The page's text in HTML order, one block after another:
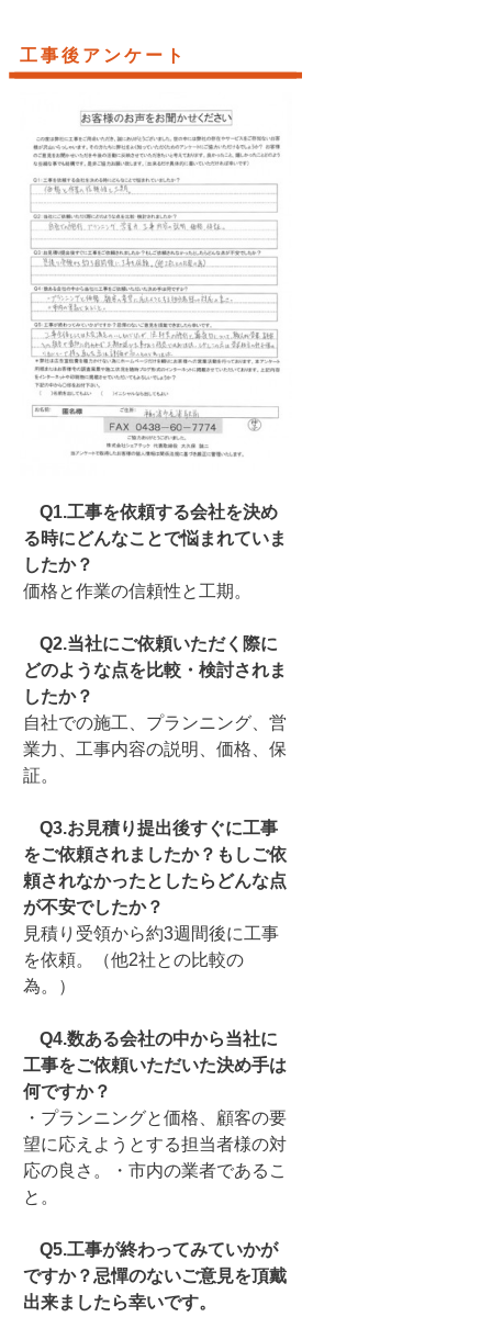
工事後アンケート
Q1.工事を依頼する会社を決め
る時にどんなことで悩まれていま
したか？
価格と作業の信頼性と工期。
Q2.当社にご依頼いただく際に
どのような点を比較・検討されま
したか？
自社での施工、プランニング、営
業力、工事内容の説明、価格、保
証。
Q3.お見積り提出後すぐに工事
をご依頼されましたか？もしご依
頼されなかったとしたらどんな点
が不安でしたか？
見積り受領から約3週間後に工事
を依頼。（他2社との比較の
為。）
Q4.数ある会社の中から当社に
工事をご依頼いただいた決め手は
何ですか？
・プランニングと価格、顧客の要
望に応えようとする担当者様の対
応の良さ。・市内の業者であるこ
と。
Q5.工事が終わってみていかが
ですか？忌憚のないご意見を頂戴
出来ましたら幸いです。